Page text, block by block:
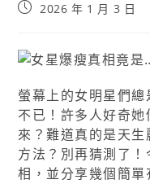
2026 年 1 月 3 日
螢幕上的女明星們
不已！許多人好奇
來？難道真的是天
方法？別再猜測了！
相，並分享幾個簡